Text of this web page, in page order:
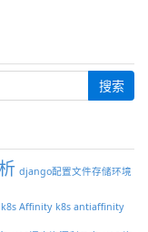
django配置文件存储环境
k8s Affinity k8s antiaffinity